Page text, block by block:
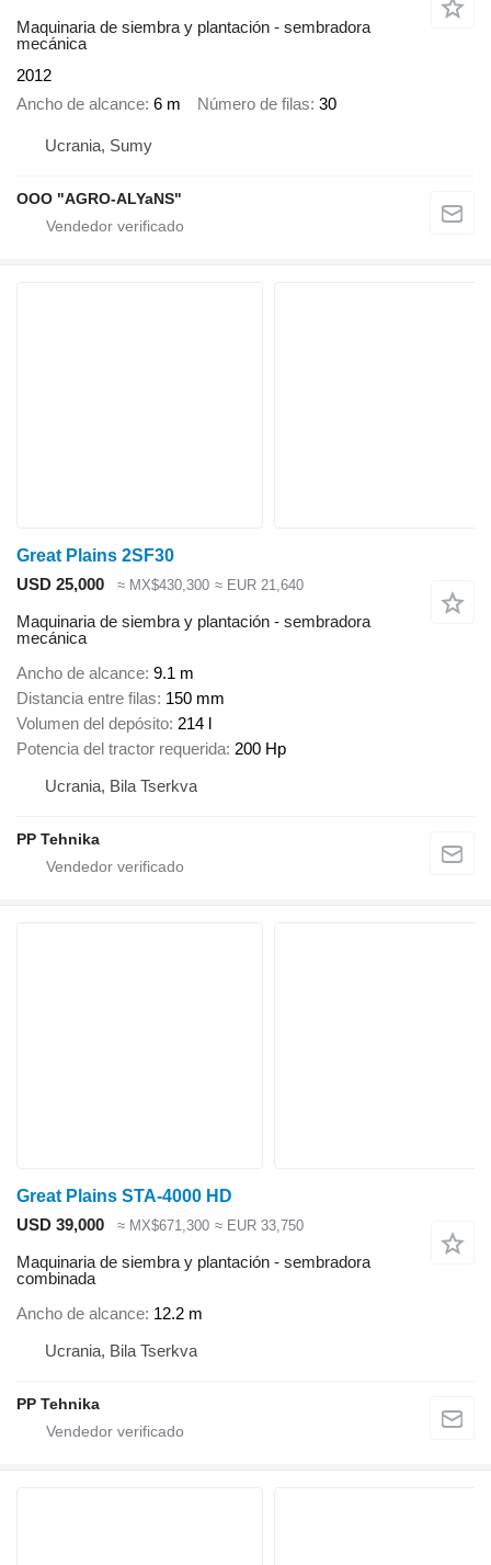
Maquinaria de siembra y plantación - sembradora
mecánica
2012
Ancho de alcance 6 m Número de filas 30
Ucrania, Sumy
OOO "AGRO-ALYaNS"
Great Plains 2SF30
USD 25,000
≈ MX$430,300 ≈ EUR 21,640
Maquinaria de siembra y plantación - sembradora
mecánica
Ancho de alcance 9.1 m
Distancia entre filas 150 mm
Volumen del depósito 214 l
Potencia del tractor requerida 200 Hp
Ucrania, Bila Tserkva
PP Tehnika
Great Plains STA-4000 HD
USD 39,000
≈ MX$671,300 ≈ EUR 33,750
Maquinaria de siembra y plantación - sembradora
combinada
Ancho de alcance 12.2 m
Ucrania, Bila Tserkva
PP Tehnika